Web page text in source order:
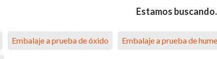
Estamos
Embalaje a prueba de óxido Embalaje a prueba de